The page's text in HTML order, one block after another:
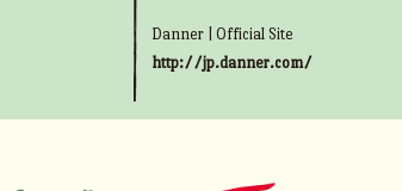
Danner | Official Site
http://jp.danner.com/